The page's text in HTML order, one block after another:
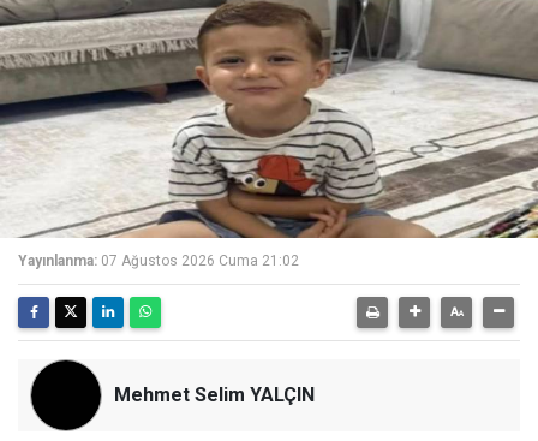
Yayınlanma: 07 Ağustos 2026 Cuma 21:02
Mehmet Selim YALÇIN